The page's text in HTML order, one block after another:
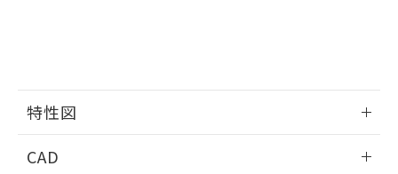
特性図
CAD
また、RoHS指令のフタル酸エステル類４
物質の対応では、対応完了までの期間は出
荷製品に未対応品が混在することから備考